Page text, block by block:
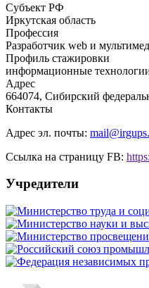
Субъект РФ
Иркутская область
Профессия
Разработчик web и
Профиль стажировки
информационные
Адрес
664074, Сибирский
Контакты
Адрес эл. почты:
Ссылка на страницу FB:
Учредители